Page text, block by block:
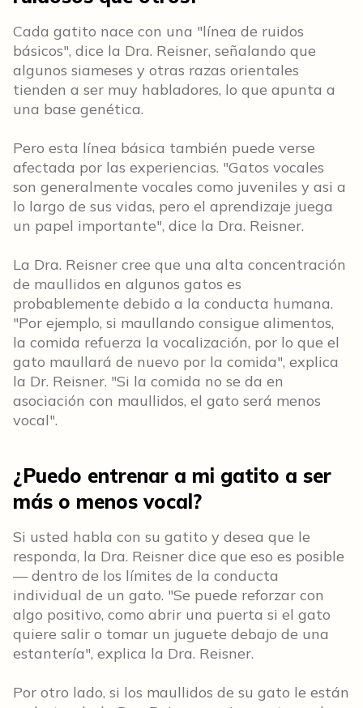
Cada gatito nace con una "línea de ruidos
básicos", dice la Dra. Reisner, señalando que
algunos siameses y otras razas orientales
tienden a ser muy habladores, lo que apunta a
una base genética.
Pero esta línea básica también puede verse
afectada por las experiencias. "Gatos vocales
son generalmente vocales como juveniles y asi a
lo largo de sus vidas, pero el aprendizaje juega
un papel importante", dice la Dra. Reisner.
La Dra. Reisner cree que una alta concentración
de maullidos en algunos gatos es
probablemente debido a la conducta humana.
"Por ejemplo, si maullando consigue alimentos,
la comida refuerza la vocalización, por lo que el
gato maullará de nuevo por la comida", explica
la Dr. Reisner. "Si la comida no se da en
asociación con maullidos, el gato será menos
vocal".
¿Puedo entrenar a mi gatito a ser
más o menos vocal?
Si usted habla con su gatito y desea que le
responda, la Dra. Reisner dice que eso es posible
— dentro de los límites de la conducta
individual de un gato. "Se puede reforzar con
algo positivo, como abrir una puerta si el gato
quiere salir o tomar un juguete debajo de una
estantería", explica la Dra. Reisner.
Por otro lado, si los maullidos de su gato le están